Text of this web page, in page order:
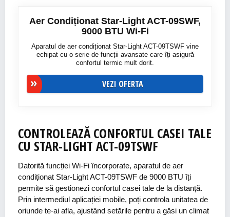
Aer Condiționat Star-Light ACT-09SWF,
9000 BTU Wi-Fi
Aparatul de aer condiționat Star-Light ACT-09TSWF vine
echipat cu o serie de funcții avansate care îți asigură
confortul termic mult dorit.
VEZI OFERTA
CONTROLEAZĂ CONFORTUL CASEI TALE
CU STAR-LIGHT ACT-09TSWF
Datorită funcției Wi-Fi încorporate, aparatul de aer
condiționat Star-Light ACT-09TSWF de 9000 BTU îți
permite să gestionezi confortul casei tale de la distanță.
Prin intermediul aplicației mobile, poți controla unitatea de
oriunde te-ai afla, ajustând setările pentru a găsi un climat